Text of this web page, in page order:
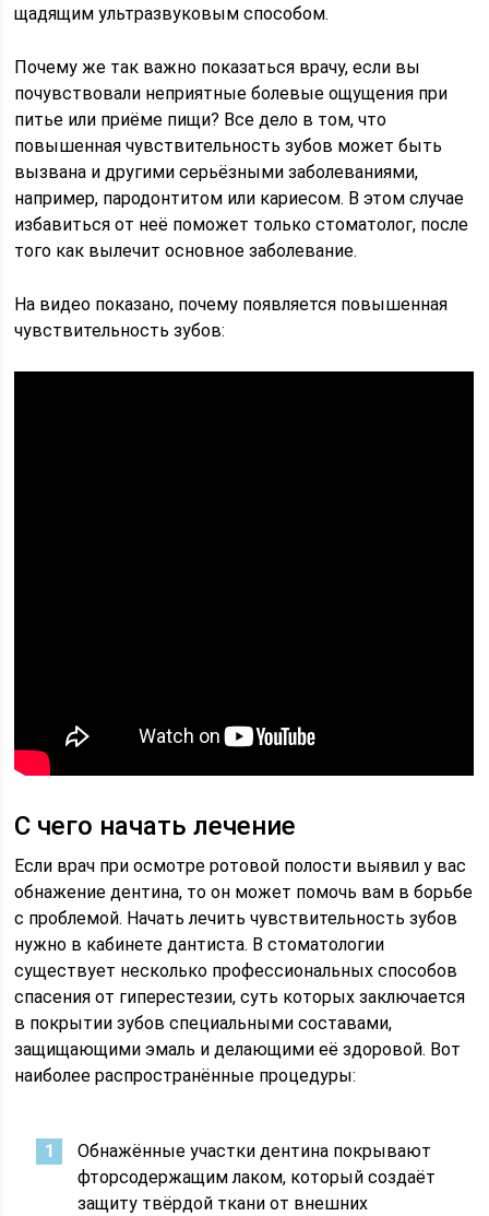
щадящим ультразвуковым способом.
Почему же так важно показаться врачу, если вы
почувствовали неприятные болевые ощущения при
питье или приёме пищи? Все дело в том, что
повышенная чувствительность зубов может быть
вызвана и другими серьёзными заболеваниями,
например, пародонтитом или кариесом. В этом случае
избавиться от неё поможет только стоматолог, после
того как вылечит основное заболевание.
На видео показано, почему появляется повышенная
чувствительность зубов:
С чего начать лечение
Если врач при осмотре ротовой полости выявил у вас
обнажение дентина, то он может помочь вам в борьбе
с проблемой. Начать лечить чувствительность зубов
нужно в кабинете дантиста. В стоматологии
существует несколько профессиональных способов
спасения от гиперестезии, суть которых заключается
в покрытии зубов специальными составами,
защищающими эмаль и делающими её здоровой. Вот
наиболее распространённые процедуры:
Обнажённые участки дентина покрывают
фторсодержащим лаком, который создаёт
защиту твёрдой ткани от внешних